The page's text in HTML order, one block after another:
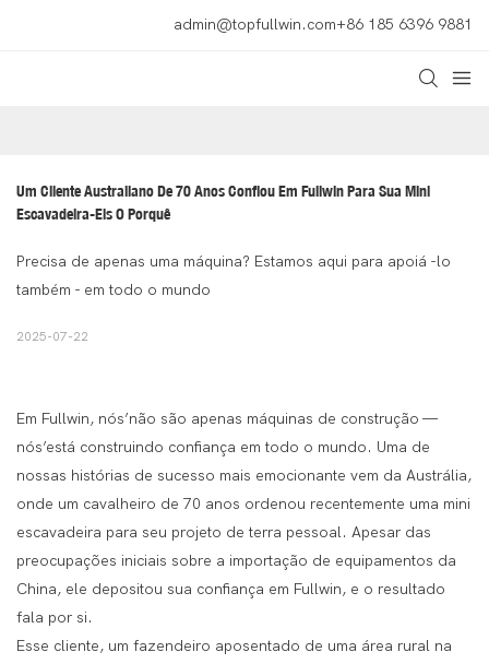
admin@topfullwin.com+86 185 6396 9881
Um Cliente Australiano De 70 Anos Confiou Em Fullwin Para Sua Mini
Escavadeira-Eis O Porquê
Precisa de apenas uma máquina? Estamos aqui para apoiá -lo
também - em todo o mundo
2025-07-22
Em Fullwin, nós’não são apenas máquinas de construção —
nós’está construindo confiança em todo o mundo. Uma de
nossas histórias de sucesso mais emocionante vem da Austrália,
onde um cavalheiro de 70 anos ordenou recentemente uma mini
escavadeira para seu projeto de terra pessoal. Apesar das
preocupações iniciais sobre a importação de equipamentos da
China, ele depositou sua confiança em Fullwin, e o resultado
fala por si.
Esse cliente, um fazendeiro aposentado de uma área rural na